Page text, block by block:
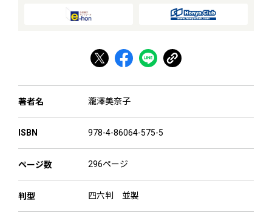
著者名 瀧澤美奈子
ISBN 978-4-86064-575-5
ページ数 296ページ
判型 四六判 並製